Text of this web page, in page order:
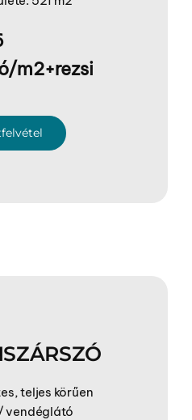
m2+rezsi
teljes körűen
vendéglátó